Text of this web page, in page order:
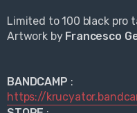
Limited to 100 black pro
Artwork by Francesco
BANDCAMP :
https://